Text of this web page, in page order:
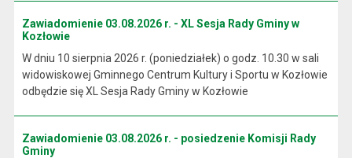
Zawiadomienie 03.08.2026 r. - XL Sesja Rady Gminy w
Kozłowie
W dniu 10 sierpnia 2026 r. (poniedziałek) o godz. 10.30 w sali
widowiskowej Gminnego Centrum Kultury i Sportu w Kozłowie
odbędzie się XL Sesja Rady Gminy w Kozłowie
Zawiadomienie 03.08.2026 r. - posiedzenie Komisji Rady
Gminy